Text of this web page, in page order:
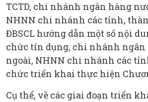
TCTD, chi nhánh ngân hàng
NHNN chi nhánh các tỉnh,
ĐBSCL hướng dẫn một số nội
chức tín dụng, chi nhánh ngân
ngoài, NHNN chi nhánh các
chức triển khai thực hiện
Cụ thể, về các giai đoạn triển